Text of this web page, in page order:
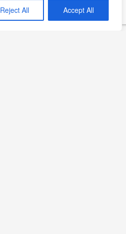
Reject All Accept All